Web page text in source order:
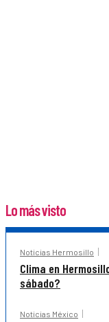
Lo más visto
Noticias Hermosillo
Clima en
sábado?
Noticias México